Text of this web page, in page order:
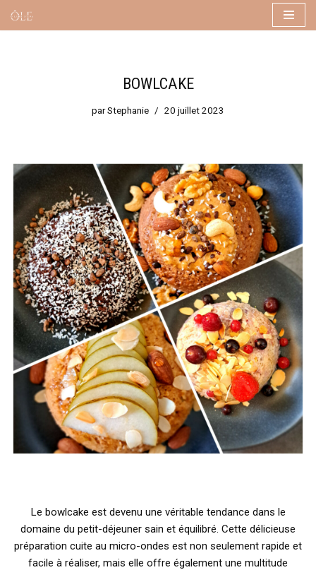
BOWLCAKE
parStephanie 20 juillet 2023
Le bowlcake est devenu une véritable tendance dans le
domaine du petit-déjeuner sain et équilibré. Cette délicieuse
préparation cuite au micro-ondes est non seulement rapide et
facile à réaliser, mais elle offre également une multitude